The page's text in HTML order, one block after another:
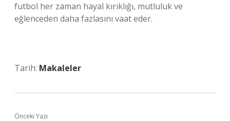
futbol her zaman hayal kırıklığı, mutluluk ve
eğlenceden daha fazlasını vaat eder.
Tarih: Makaleler
Önceki Yazı